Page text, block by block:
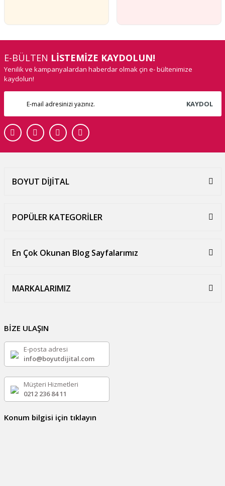
E-BÜLTEN LİSTEMİZE KAYDOLUN!
Yenilik ve kampanyalardan haberdar olmak çin e- bültenimize
kaydolun!
KAYDOL
BOYUT DİJİTAL
POPÜLER KATEGORİLER
En Çok Okunan Blog Sayfalarımız
MARKALARIMIZ
BİZE ULAŞIN
E-posta adresi
info@boyutdijital.com
Müşteri Hizmetleri
0212 236 84 11
Konum bilgisi için tıklayın